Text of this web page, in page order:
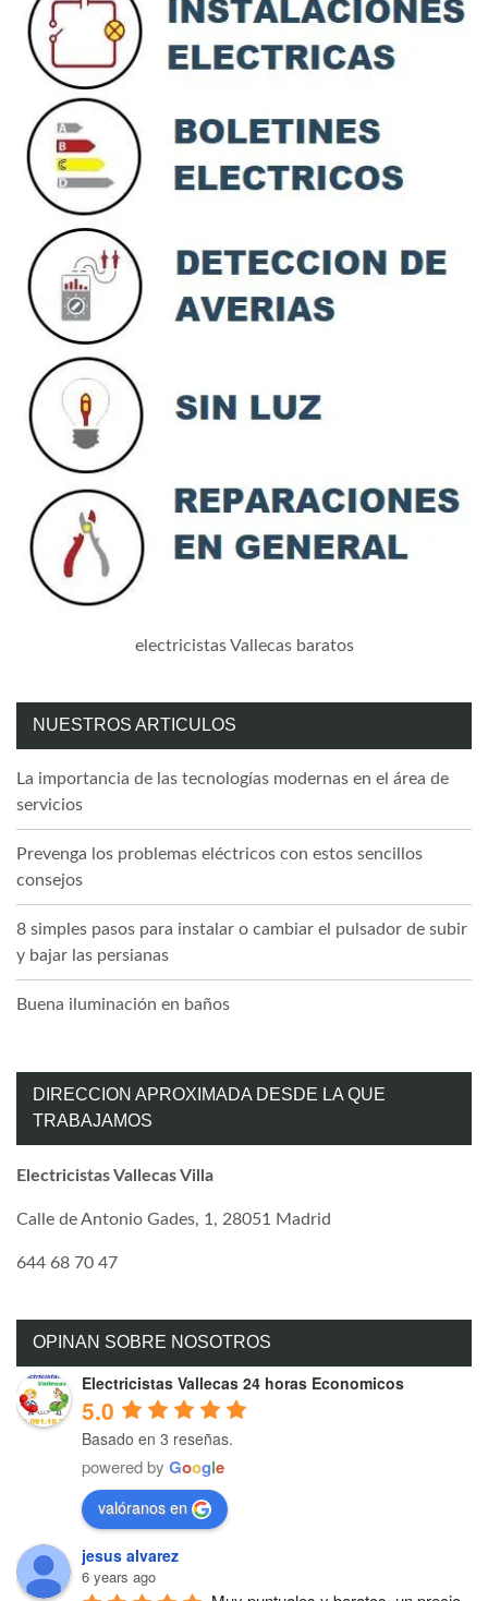
electricistas Vallecas baratos
NUESTROS ARTICULOS
La importancia de las tecnologías modernas en el área de
servicios
Prevenga los problemas eléctricos con estos sencillos
consejos
8 simples pasos para instalar o cambiar el pulsador de subir
y bajar las persianas
Buena iluminación en baños
DIRECCION APROXIMADA DESDE LA QUE
TRABAJAMOS
Electricistas Vallecas Villa
Calle de Antonio Gades, 1, 28051 Madrid
644 68 70 47
OPINAN SOBRE NOSOTROS
Electricistas Vallecas 24 horas Economicos
5.0
Basado en 3 reseñas.
powered by Google
valóranos en
jesus alvarez
6 years ago